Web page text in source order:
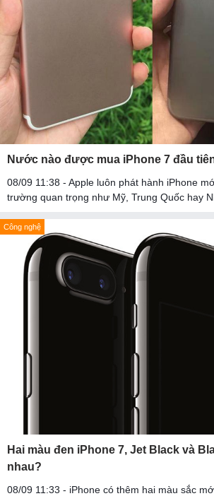
Nước nào được mua iPhone 7 đầu
08/09 11:38 - Apple luôn phát hành iPhone
trường quan trọng như Mỹ, Trung Quốc hay
Công nghệ
Hai màu đen iPhone 7, Jet Black và
nhau?
08/09 11:33 - iPhone có thêm hai màu sắc